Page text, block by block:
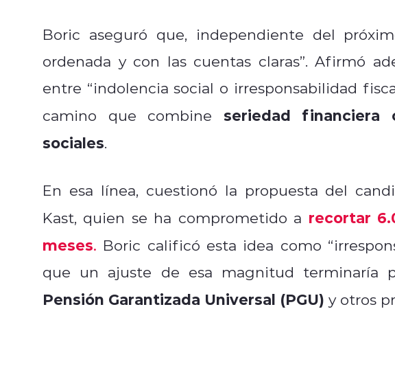
Boric aseguró que, independiente del
ordenada y con las cuentas claras”. Afirmó
entre “indolencia social o irresponsabilidad
camino que combine seriedad financiera
sociales.
En esa línea, cuestionó la propuesta del
Kast, quien se ha comprometido a recortar
meses. Boric calificó esta idea como
que un ajuste de esa magnitud terminaría
Pensión Garantizada Universal (PGU) y otros